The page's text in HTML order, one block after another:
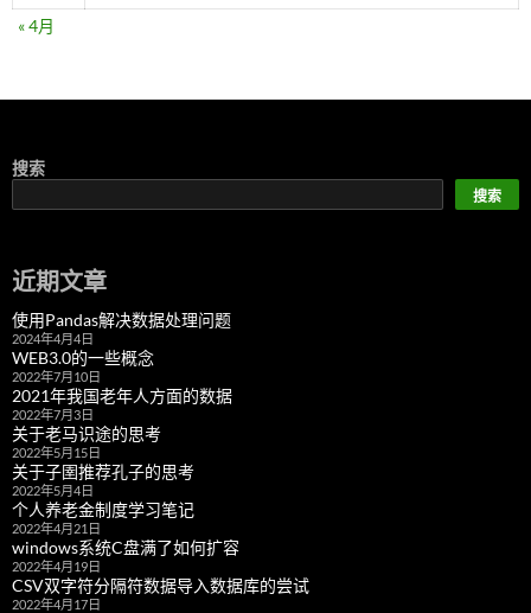
« 4月
搜索
搜索
近期文章
使用Pandas解决数据处理问题
2024年4月4日
WEB3.0的一些概念
2022年7月10日
2021年我国老年人方面的数据
2022年7月3日
关于老马识途的思考
2022年5月15日
关于子圉推荐孔子的思考
2022年5月4日
个人养老金制度学习笔记
2022年4月21日
windows系统C盘满了如何扩容
2022年4月19日
CSV双字符分隔符数据导入数据库的尝试
2022年4月17日